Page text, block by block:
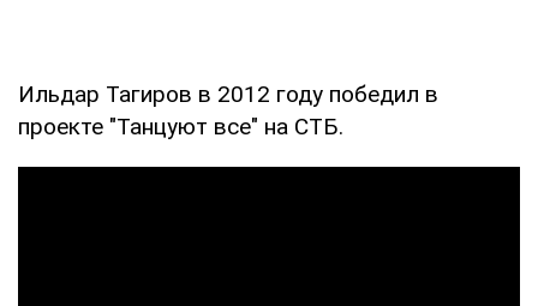
Ильдар Тагиров в 2012 году победил в
проекте "Танцуют все" на СТБ.